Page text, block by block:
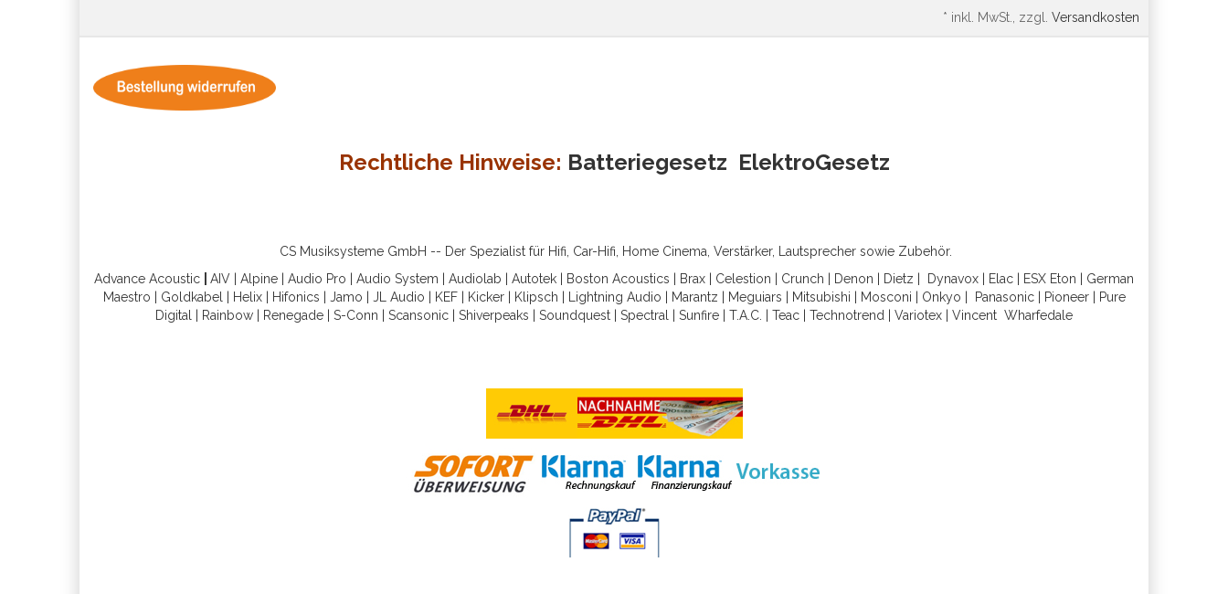
* inkl. MwSt., zzgl. Versandkosten
Rechtliche Hinweise: Batteriegesetz ElektroGesetz
CS Musiksysteme GmbH -- Der Spezialist für Hifi, Car-Hifi, Home Cinema, Verstärker, Lautsprecher sowie Zubehör.
Advance Acoustic
AIV Alpine Audio Pro Audio System Audiolab Autotek Boston Acoustics Brax Celestion Crunch Denon Dietz Dynavox Elac ESX Eton
German
Maestro
Goldkabel Helix| Hifonics Jamo JL Audio KEF| Kicker| Klipsch Lightning Audio Marantz Meguiars Mitsubishi Mosconi Onkyo Panasonic| Pioneer|
Pure
Digital
Rainbow Renegade S-Conn Scansonic Shiverpeaks Soundquest Spectral Sunfire T.A.C. Teac Technotrend Variotex Vincent Wharfedal e